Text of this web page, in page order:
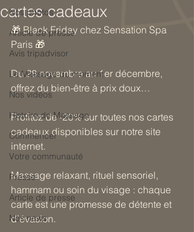
Nos photos
Article de presse
Avis tripadvisor
Le Massage du moment
Nos vidéos
Histoire de Massage
Commencer
Votre communauté
Presse
Article de presse
Nos news
cartes cadeaux
🎁 Black Friday chez Sensation Spa
Paris 🎁
Du 28 novembre au 1er décembre,
offrez du bien-être à prix doux…
Profitez de -20% sur toutes nos cartes
cadeaux disponibles sur notre site
internet.
Massage relaxant, rituel sensoriel,
hammam ou soin du visage : chaque
carte est une promesse de détente et
d’évasion.